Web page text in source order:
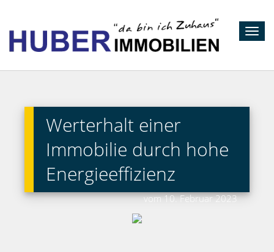
Werterhalt einer
Immobilie durch hohe
Energieeffizienz
vom 10. Februar 2023